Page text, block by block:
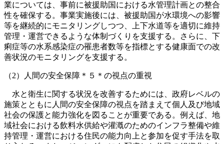
業については、事前に被援助国における水管理計画との整合
性を確保する。事業実施後には、被援助国が水環境への影響
等を継続的にモニタリングしつつ、上下水道等を適切に維持
管理・運営できるような体制づくりを支援する。さらに、下
痢症等の水系感染症の罹患者数等を指標とする健康面での改
善状況のモニタリングを支援する。
（2）人間の安全保障＊５＊の視点の重視
水と衛生に関する状況を改善するためには、政府レベルの
施策とともに人間の安全保障の視点を踏まえて個人及び地域
社会の保護と能力強化を図ることが重要である。例えば、地
域社会における飲料水供給や灌漑のためのインフラ整備や維
持管理・運営における住民の能力向上と参加を促す手法を取